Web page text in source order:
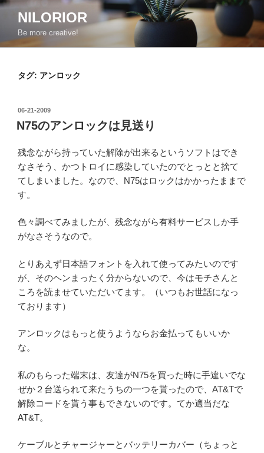
コ
ン
NILORIOR
Be more creative!
タグ: アンロック
投
稿
日:
06-21-2009
N75のアンロックは見送り
残念ながら持っていた解除が出来るというソフトはでき
なさそう、かつトロイに感染していたのでとっとと捨て
てしまいました。なので、N75はロックはかかったままで
す。
色々調べてみましたが、残念ながら有料サービスしか手
がなさそうなので。
とりあえず日本語フォントを入れて使ってみたいのです
が、そのヘンまったく分からないので、今はモチさんと
ころを読ませていただいてます。（いつもお世話になっ
ております）
アンロックはもっと使うようならお金払ってもいいか
な。
私のもらった端末は、友達がN75を買った時に手違いでな
ぜか２台送られて来たうちの一つを貰ったので、AT&Tで
解除コードを貰う事もできないのです。てか適当だな
AT&T。
ケーブルとチャージャーとバッテリーカバー（ちょっと